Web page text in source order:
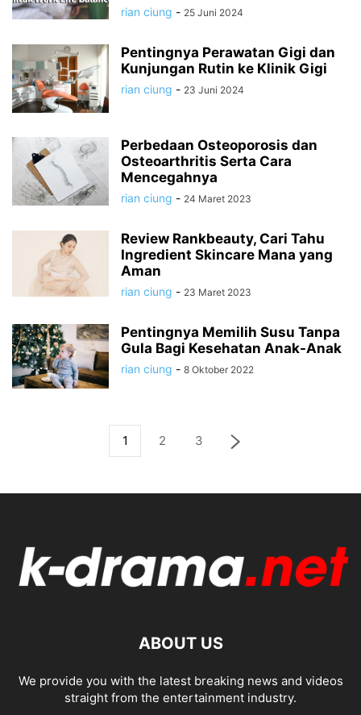
rian ciung - 25 Juni 2024
Pentingnya Perawatan Gigi dan
Kunjungan Rutin ke Klinik Gigi
rian ciung - 23 Juni 2024
Perbedaan Osteoporosis dan
Osteoarthritis Serta Cara
Mencegahnya
rian ciung - 24 Maret 2023
Review Rankbeauty, Cari Tahu
Ingredient Skincare Mana yang
Aman
rian ciung - 23 Maret 2023
Pentingnya Memilih Susu Tanpa
Gula Bagi Kesehatan Anak-Anak
rian ciung - 8 Oktober 2022
1 2 3
ABOUT US
We provide you with the latest breaking news and videos
straight from the entertainment industry.